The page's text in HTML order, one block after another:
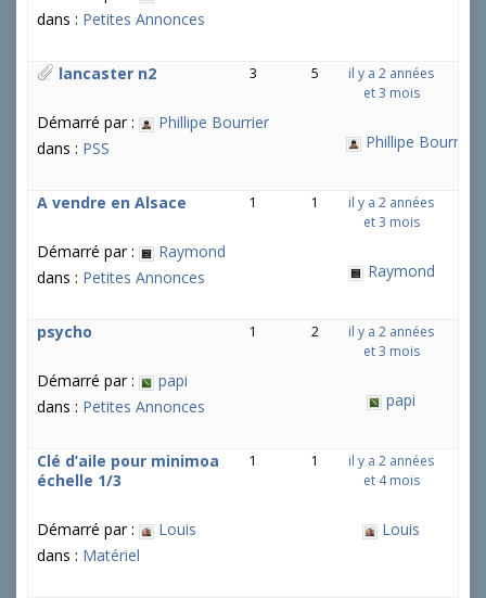
dans : Petites Annonces
lancaster n2
Démarré par :
Phillipe Bourrier
dans : PSS
3 5
il y a 2 années
et 3 mois
Phillipe Bourrier
A vendre en Alsace
Démarré par :
Raymond
dans : Petites Annonces
1 1
il y a 2 années
et 3 mois
Raymond
psycho
Démarré par :
papi
dans : Petites Annonces
1 2
il y a 2 années
et 3 mois
papi
Clé d’aile pour minimoa
échelle 1/3
Démarré par :
Louis
dans : Matériel
1 1
il y a 2 années
et 4 mois
Louis